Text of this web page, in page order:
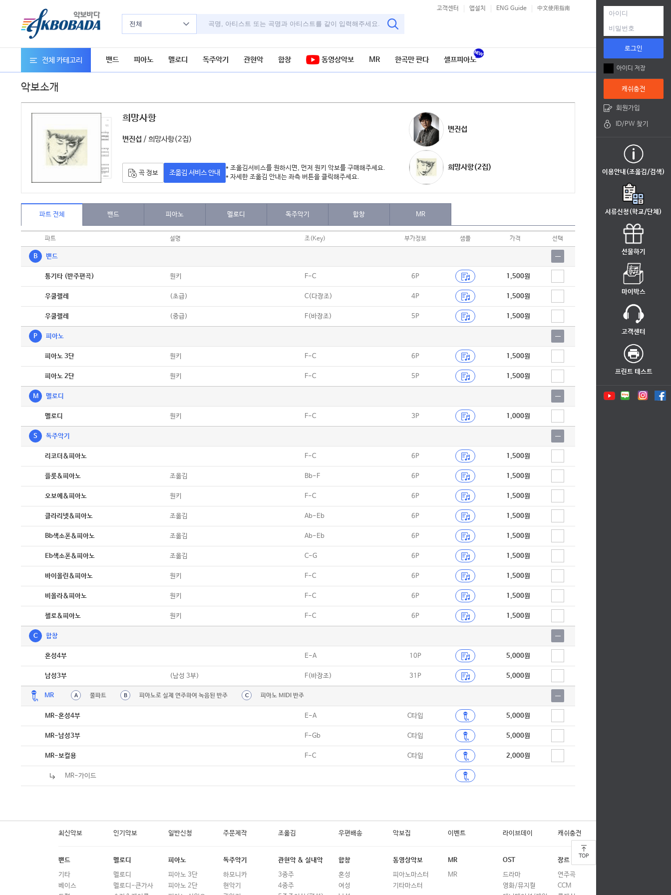
전체
고객센터 앱설치 ENG Guide 中文使用指南
전체 카테고리 밴드 피아노 멜로디 독주악기 관현악 합창 동영상악보 MR 한곡만 판다 셀프피아노
악보소개
희망사항
변진섭 / 희망사항(2집)
곡 정보 조옮김 서비스 안내
* 조옮김서비스를 원하시면, 먼저 원키 악보를 구매해주세요.
* 자세한 조옮김 안내는 좌측 버튼을 클릭해주세요.
변진섭
희망사항(2집)
파트 전체 밴드 피아노 멜로디 독주악기 합창 MR
파트 설명 조(Key) 부가정보 샘플 가격 선택
B 밴드
통기타 (반주편곡) 원키 F-C 6P 1,500원
우쿨렐레 (초급) C(다장조) 4P 1,500원
우쿨렐레 (중급) F(바장조) 5P 1,500원
P 피아노
피아노 3단 원키 F-C 6P 1,500원
피아노 2단 원키 F-C 5P 1,500원
M 멜로디
멜로디 원키 F-C 3P 1,000원
S 독주악기
리코더&피아노 F-C 6P 1,500원
플룻&피아노 조옮김 Bb-F 6P 1,500원
오보에&피아노 원키 F-C 6P 1,500원
클라리넷&피아노 조옮김 Ab-Eb 6P 1,500원
Bb색소폰&피아노 조옮김 Ab-Eb 6P 1,500원
Eb색소폰&피아노 조옮김 C-G 6P 1,500원
바이올린&피아노 원키 F-C 6P 1,500원
비올라&피아노 원키 F-C 6P 1,500원
첼로&피아노 원키 F-C 6P 1,500원
C 합창
혼성4부 E-A 10P 5,000원
남성3부 (남성 3부) F(바장조) 31P 5,000원
MR A 풀파트 B 피아노로 실제 연주하여 녹음된 반주 C 피아노 MIDI 반주
MR-혼성4부 E-A C타입 5,000원
MR-남성3부 F-Gb C타입 5,000원
MR-보컬용 F-C C타입 2,000원
MR-가이드
최신악보 인기악보 일반신청 주문제작 조옮김 우편배송 악보집 이벤트 라이브데이 캐쉬충전
밴드
기타
베이스
멜로디
멜로디
멜로디-큰가사
피아노
피아노 3단
피아노 2단
독주악기
하모니카
현악기
관현악 & 실내악
3중주
4중주
합창
혼성
여성
동영상악보
피아노마스터
기타마스터
MR
MR
OST
드라마
영화/뮤지컬
장르
연주곡
CCM
로그인
아이디 저장
캐쉬충전
회원가입
ID/PW 찾기
이용안내(조옮김/검색)
서류신청(학교/단체)
선물하기
마이박스
고객센터
프린트 테스트
TOP